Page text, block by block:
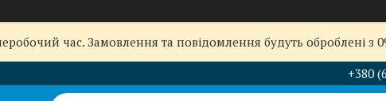
час. Замовлення та повідомлення будуть оброблені
+380